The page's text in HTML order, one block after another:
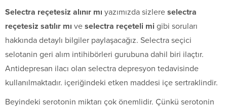
Selectra reçetesiz alınır mı yazımızda sizlere selectra
reçetesiz satılır mı ve selectra reçeteli mi gibi soruları
hakkında detaylı bilgiler paylaşacağız. Selectra seçici
selotanin geri alım intihibörleri gurubuna dahil biri ilaçtır.
Antidepresan ilacı olan selectra depresyon tedavisinde
kullanılmaktadır. içeriğindeki etken maddesi içe sertraklindir.
Beyindeki serotonin miktarı çok önemlidir. Çünkü serotonin